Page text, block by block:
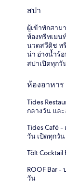
สปา
ผู้เข้าพักสาม
ห้องทรีทเมน
นวดสวีดิช ท
น่า อ่างน้ำร้
สปาเปิดทุกวั
ห้องอาหาร
Tides
กลางวัน แล
Tides Café
วัน เปิดทุกวัน
Tölt
ROOF Bar
วัน